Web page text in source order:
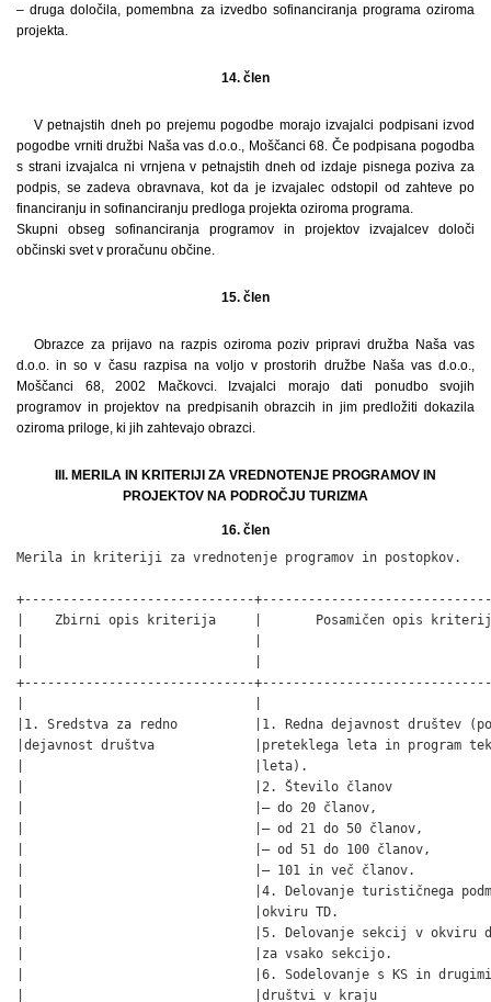
– druga določila, pomembna za izvedbo sofinanciranja programa oziroma
projekta.
14. člen
V petnajstih dneh po prejemu pogodbe morajo izvajalci podpisani izvod
pogodbe vrniti družbi Naša vas d.o.o., Moščanci 68. Če podpisana pogodba
s strani izvajalca ni vrnjena v petnajstih dneh od izdaje pisnega poziva za
podpis, se zadeva obravnava, kot da je izvajalec odstopil od zahteve po
financiranju in sofinanciranju predloga projekta oziroma programa.
Skupni obseg sofinanciranja programov in projektov izvajalcev določi
občinski svet v proračunu občine.
15. člen
Obrazce za prijavo na razpis oziroma poziv pripravi družba Naša vas
d.o.o. in so v času razpisa na voljo v prostorih družbe Naša vas d.o.o.,
Moščanci 68, 2002 Mačkovci. Izvajalci morajo dati ponudbo svojih
programov in projektov na predpisanih obrazcih in jim predložiti dokazila
oziroma priloge, ki jih zahtevajo obrazci.
III. MERILA IN KRITERIJI ZA VREDNOTENJE PROGRAMOV IN
PROJEKTOV NA PODROČJU TURIZMA
16. člen
Merila in kriteriji za vrednotenje programov in postopkov.
 
+------------------------------+--------------------------------------+------+
|    Zbirni opis kriterija     |       Posamičen opis kriterija       |Možno |
|                              |                                      | št.  |
|                              |                                      | točk |
+------------------------------+--------------------------------------+------+
|                              |                                      |      |
|1. Sredstva za redno          |1. Redna dejavnost društev (poročilo  |      |
|dejavnost društva             |preteklega leta in program tekočega   | 100  |
|                              |leta).                                |      |
|                              |2. Število članov                     |  10  |
|                              |– do 20 članov,                       |  30  |
|                              |– od 21 do 50 članov,                 |  50  |
|                              |– od 51 do 100 članov,                |  80  |
|                              |– 101 in več članov.                  |  50  |
|                              |4. Delovanje turističnega podmladka v |  20  |
|                              |okviru TD.                            |      |
|                              |5. Delovanje sekcij v okviru društva, |  20  |
|                              |za vsako sekcijo.                     |      |
|                              |6. Sodelovanje s KS in drugimi        |      |
|                              |društvi v kraju                       |      |
|                              |(konkretne aktivnosti, prireditve,    |      |
|                              |delavnice ipd.).                      |      |
|                              |                                      |      |
+------------------------------+--------------------------------------+------+
|                              |                                      |      |
|2. Organizacija in udeležba   |Če se čistilne akcije udeleži:        |      |
|na čistilnih akcijah v        |– do 5 članov,                        |  10  |
|krajih, ki jih pokrivajo      |– vsak naslednji član 1 točka (več    |  50  |
|turistična društva            |kot 50 točk ni možno).                |      |
|                              |Opomba: mišljene so lastne čistilne   |      |
|                              |akcije.                               |      |
+------------------------------+--------------------------------------+------+
|                              |                                      |      |
|3. Prireditve                 |    Prireditve krajevnega značaja     |      |
|                              |a) Organizacija tradicionalne         | 150  |
|                              |prireditve, ki traja dva dneva in     |  80  |
|                              |več.                                  |  50  |
|                              |b) Organizacija tradicionalne         |  30  |
|                              |prireditve, ki traja en dan.          |      |
|                              |c) Organizacija tradicionalne         |      |
|                              |prireditve, ki traja do 5 ur.         |      |
|                              |d) Sodelovanje na tradicionalni       |      |
|                              |prireditvi krajevnega značaja.        | 400  |
|                              |                                      | 250  |
|                              |     Prireditve občinskega pomena     | 150  |
|                              |Prireditev, ki predstavlja kulturno,  |  80  |
|                              |naravno dediščino in ljudske običaje  |      |
|                              |ter promovira Občino Puconci, je      |      |
|                              |prireditev občinskega pomena:         |      |
|                              |a) Organizacija prireditve, ki traja  |      |
|                              |več kot 1 dan do 3 dni.               |      |
|                              |b) Organizacija prireditve, ki traja  |      |
|                              |1 dan.                                |      |
|                              |c) Organizacija prireditve, ki traja  |      |
|                              |do 5 ur.                              |      |
|                              |d) Sodelovanje na prireditvi          |      |
|                              |občinskega pomena.                    |      |
|                              |                                      |      |
+------------------------------+--------------------------------------+------+
|                              |                                      |      |
|4. Projekti                   |1. Projekti v zvezi z urejanjem       |      |
|                              |javnih površin (nasadi, klopi,        |do 200|
|                              |usmerjevalne table), največ do 50%    |      |
|                              |vloženih sredstev.                    | 500  |
|                              |2. Organizacija muzejske dejavnosti   |  20  |
|                              |in ureditev muzejske zbirke           | 100  |
|                              |(etnološka zapuščina).                |      |
|                              |3. Vzdrževanje in dopolnjevanje       |      |
|                              |muzejske zbirke.                      |      |
|                              |4. Ostali projekti povezani s         |      |
|                              |turizmom.                             |      |
|                              |                                      |      |
+------------------------------+--------------------------------------+------+
|                              |                                      |      |
|5. Sodelovanje v projektih    |1. Promocijske predstavitve.          |  50  |
|Zveze TKD Puconci             |2. Sodelovanje na kulturnih           |  50  |
|                              |prireditvah.                          |  30  |
|                              |3. Sodelovanje na prireditvah drugih  |  70  |
|                              |izvajalcev.                           |      |
|                              |4. Predstavitev izven občine (tudi v  |      |
|                              |tujini).                              |      |
|                              |                                      |      |
+------------------------------+--------------------------------------+------+
|                              |1. Informacijska tabla velikosti do   |      |
|6. Informacijske table        |2,5 m2.                               | 300  |
|krajevnega značaja            |2. Informacijska tabla velikosti nad  | 400  |
|                              |2,5 m2.                               |  20  |
|                              |3. Vzdrževanje tabel, za eno leto.    |      |
|                              |                                      |      |
+------------------------------+--------------------------------------+------+
|                              |                                      |      |
|7. Promocijski materiali      |1. Brošura o kraju – več listna,      | 500  |
|                              |dimenzije 10 X 21 cm.                 |      |
|                              |2. Zgibanka o kraju – format A3 ali   | 200  |
|                              |manj, zgiban                          | 100  |
|                              |(format A4 ali 10 X 21 cm).           |      |
|                              |3. Razglednica.                       | 500  |
|                              |4. Skupna predstavitev društev v      |  80  |
|                              |okviru Zveze KTD Puconci (brošura,    |      |
|                              |spletna postavitev).                  |      |
|                              |5. Drugi materiali (zgoščenke).       |      |
|                              |Opomba: Na vseh predstavitvenih       |      |
|                              |materialih društev je obvezen znak in |      |
|                              |logotip Zveze KTD Puconci in Občine   |      |
|                              |Puconci.                              |      |
+------------------------------+--------------------------------------+------+
|                              |                                      |      |
|8. Izobraževanje              |1. Organiziranje strokovne            | 100  |
|                              |ekskurzije.                           |  80  |
|                              |2. Organiziranje delavnice, tečaja.   |      |
|                              |3. Udeležba na seminarju, delavnici   |  10  |
|                              |drugih izvajalcev, za enega           |      |
|                              |udeleženca.                           |      |
|                              |                                      |      |
+------------------------------+--------------------------------------+------+
|                              |                                      |      |
|9. Ostalo – jubileji, nagrade |1. Za 10 let – 20.000 SIT.            |      |
|                              |2. Za 20 let – 30.000 SIT.            |      |
|                              |3. Za 25 let – 50.000 SIT.            |      |
|                              |4. Za vsakih nadaljnjih 5 let 5.000   |      |
|                              |SIT.                                  |      |
|                              |                                      |      |
+------------------------------+--------------------------------------+------+
|10. Financiranje              |Novoustanovljenemu društvu, ki ne     |      |
|novoustanovljenih društev     |izpolnjuje pogoja o delovanju iz 4.   | 100  |
|                              |člena, za prvo leto.